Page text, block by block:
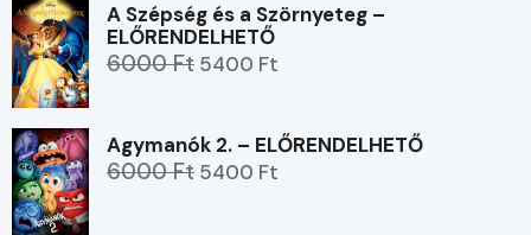
A Szépség és a Szörnyeteg –
ELŐRENDELHETŐ
6000 Ft 5400 Ft
Agymanók 2. – ELŐRENDELHETŐ
6000 Ft 5400 Ft